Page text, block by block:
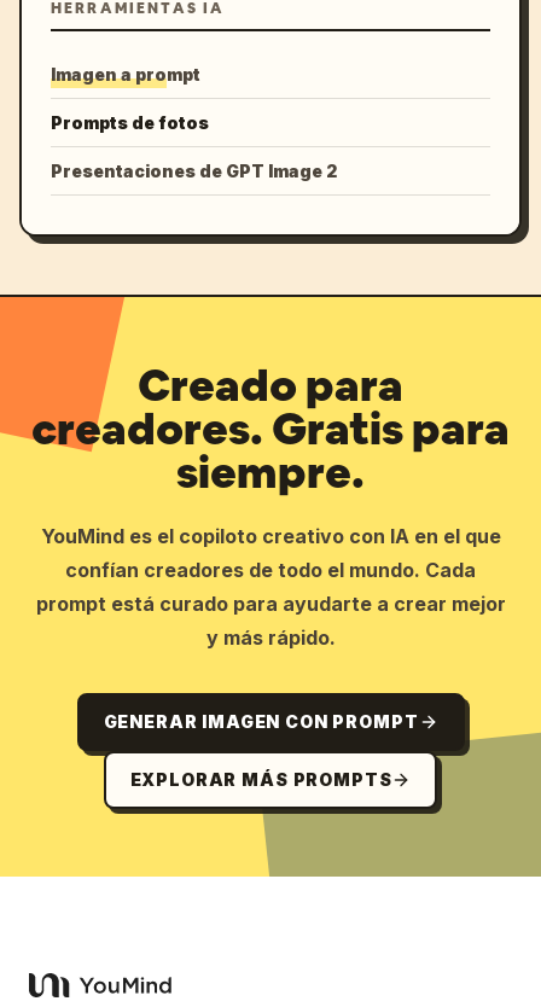
HERRAMIENTAS IA
Imagen a prompt
Prompts de fotos
Presentaciones de GPT Image 2
Creado para
creadores. Gratis para
siempre.
YouMind es el copiloto creativo con IA en el que
confían creadores de todo el mundo. Cada
prompt está curado para ayudarte a crear mejor
y más rápido.
GENERAR IMAGEN CON PROMPT
EXPLORAR MÁS PROMPTS